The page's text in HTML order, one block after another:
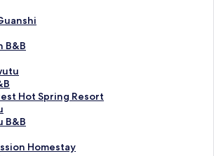
B&B
Hot Spring Resort
B&B
Homestay